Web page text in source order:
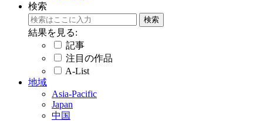
検索
結果を見る:
記事
注目の作品
A-List
地域
Asia-Pacific
Japan
中国